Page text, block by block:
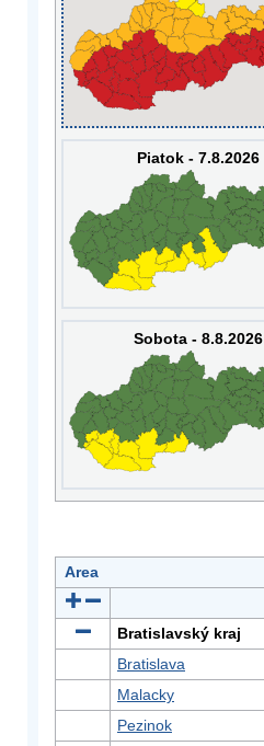
Piatok - 7.8.2026
Sobota - 8.8.2026
Area
Bratislavský kraj
Bratislava
Malacky
Pezinok